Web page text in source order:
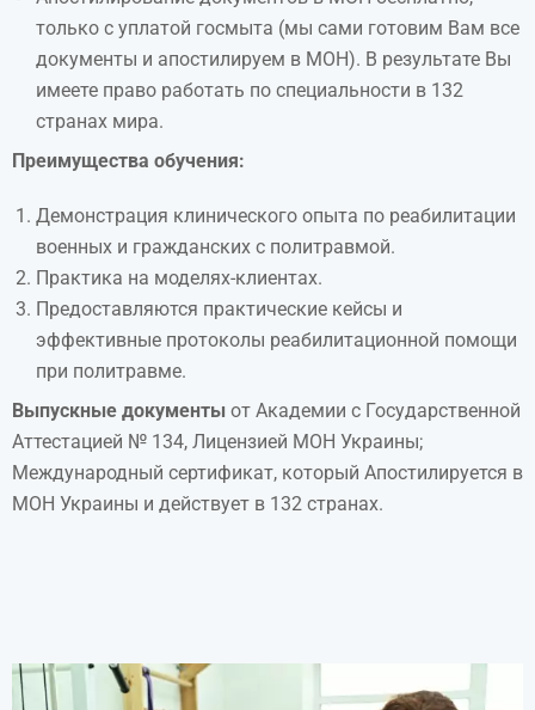
только с уплатой госмыта (мы сами готовим Вам все
документы и апостилируем в МОН). В результате Вы
имеете право работать по специальности в 132
странах мира.
Преимущества обучения:
Демонстрация клинического опыта по реабилитации
военных и гражданских с политравмой.
Практика на моделях-клиентах.
Предоставляются практические кейсы и
эффективные протоколы реабилитационной помощи
при политравме.
Выпускные документы от Академии с Государственной
Аттестацией № 134, Лицензией МОН Украины;
Международный сертификат, который Апостилируется в
МОН Украины и действует в 132 странах.